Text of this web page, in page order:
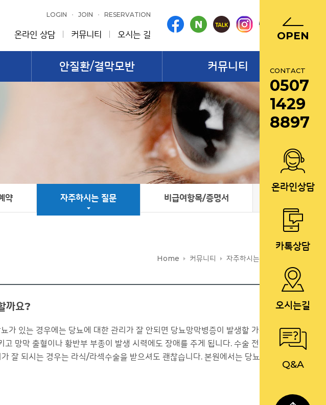
LOGIN JOIN RESERVATION
온라인 상담 커뮤니티 오시는 길
안질환/결막모반 커뮤니티
약 자주하시는 질문 비급여항목/증명서
Home 커뮤니티 자주하시는질문
까요?
있는 경우에는 당뇨에 대한 관리가 잘 안되면 당뇨망막병증이 발생할 가능
망막 출혈이나 황반부 부종이 발생 시력에도 장애를 주게 됩니다. 수술 전 검
잘 되시는 경우는 라식/라섹수술을 받으셔도 괜찮습니다. 본원에서는 당뇨 망
OPEN
CONTACT
0507
1429
8897
온라인상담
카톡상담
오시는길
Q&A